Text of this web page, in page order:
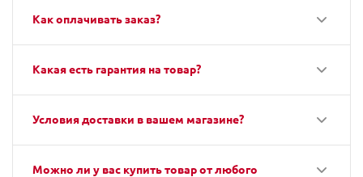
Как оплачивать заказ?
Какая есть гарантия на товар?
Условия доставки в вашем магазине?
Можно ли у вас купить товар от любого